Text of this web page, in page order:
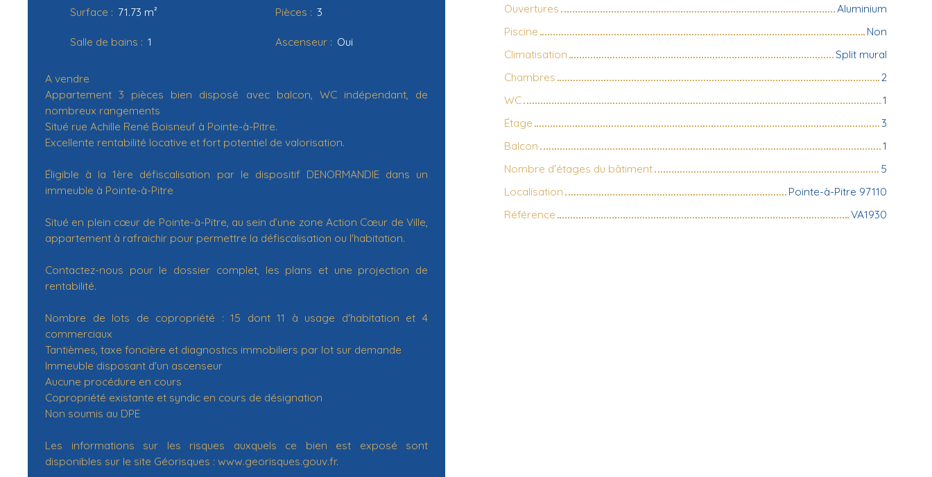
Surface : 71.73 m² Pièces : 3
Salle de bains : 1 Ascenseur : Oui
A vendre
Appartement 3 pièces bien disposé avec balcon, WC indépendant, de
nombreux rangements
Situé rue Achille René Boisneuf à Pointe-à-Pitre.
Excellente rentabilité locative et fort potentiel de valorisation.
Éligible à la 1ère défiscalisation par le dispositif DENORMANDIE dans un
immeuble à Pointe-à-Pitre
Situé en plein cœur de Pointe-à-Pitre, au sein d’une zone Action Cœur de Ville,
appartement à rafraichir pour permettre la défiscalisation ou l'habitation.
Contactez-nous pour le dossier complet, les plans et une projection de
rentabilité.
Nombre de lots de copropriété : 15 dont 11 à usage d'habitation et 4
commerciaux
Tantièmes, taxe foncière et diagnostics immobiliers par lot sur demande
Immeuble disposant d'un ascenseur
Aucune procédure en cours
Copropriété existante et syndic en cours de désignation
Non soumis au DPE
Les informations sur les risques auxquels ce bien est exposé sont
disponibles sur le site Géorisques : www.georisques.gouv.fr.
Ouvertures
Aluminium
Piscine
Non
Climatisation
Split mural
Chambres
2
WC
1
Étage
3
Balcon
1
Nombre d'étages du bâtiment
5
Localisation
Pointe-à-Pitre 97110
Référence
VA1930